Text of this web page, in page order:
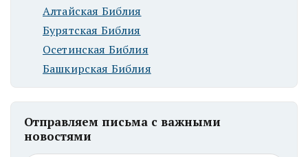
Алтайская Библия
Бурятская Библия
Осетинская Библия
Башкирская Библия
Отправляем письма с важными
новостями